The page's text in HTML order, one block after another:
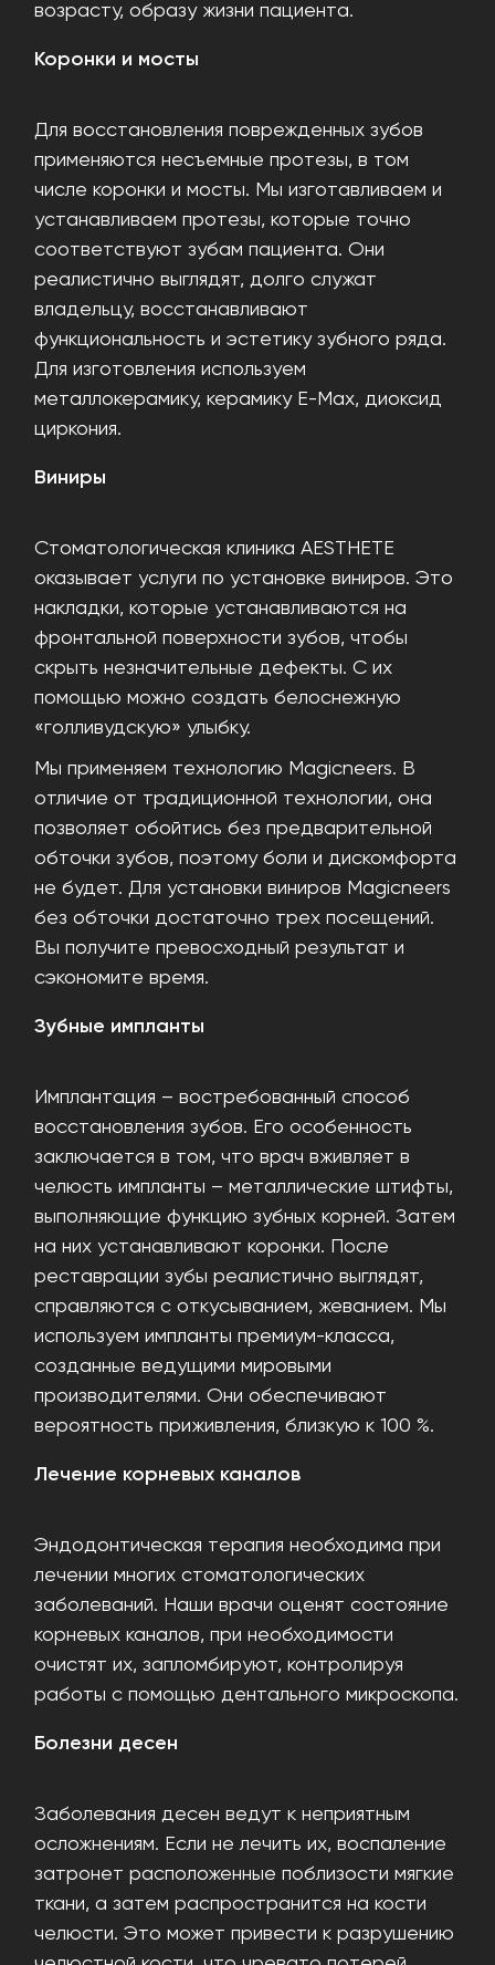
возрасту, образу жизни пациента.
Коронки и мосты
Для восстановления поврежденных зубов
применяются несъемные протезы, в том
числе коронки и мосты. Мы изготавливаем и
устанавливаем протезы, которые точно
соответствуют зубам пациента. Они
реалистично выглядят, долго служат
владельцу, восстанавливают
функциональность и эстетику зубного ряда.
Для изготовления используем
металлокерамику, керамику E-Max, диоксид
циркония.
Виниры
Стоматологическая клиника AESTHETE
оказывает услуги по установке виниров. Это
накладки, которые устанавливаются на
фронтальной поверхности зубов, чтобы
скрыть незначительные дефекты. С их
помощью можно создать белоснежную
«голливудскую» улыбку.
Мы применяем технологию Magicneers. В
отличие от традиционной технологии, она
позволяет обойтись без предварительной
обточки зубов, поэтому боли и дискомфорта
не будет. Для установки виниров Magicneers
без обточки достаточно трех посещений.
Вы получите превосходный результат и
сэкономите время.
Зубные импланты
Имплантация – востребованный способ
восстановления зубов. Его особенность
заключается в том, что врач вживляет в
челюсть импланты – металлические штифты,
выполняющие функцию зубных корней. Затем
на них устанавливают коронки. После
реставрации зубы реалистично выглядят,
справляются с откусыванием, жеванием. Мы
используем импланты премиум-класса,
созданные ведущими мировыми
производителями. Они обеспечивают
вероятность приживления, близкую к 100 %.
Лечение корневых каналов
Эндодонтическая терапия необходима при
лечении многих стоматологических
заболеваний. Наши врачи оценят состояние
корневых каналов, при необходимости
очистят их, запломбируют, контролируя
работы с помощью дентального микроскопа.
Болезни десен
Заболевания десен ведут к неприятным
осложнениям. Если не лечить их, воспаление
затронет расположенные поблизости мягкие
ткани, а затем распространится на кости
челюсти. Это может привести к разрушению